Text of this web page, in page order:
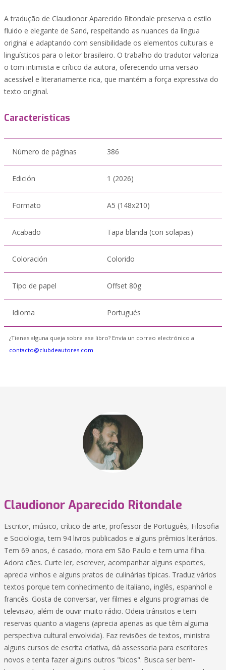
A tradução de Claudionor Aparecido Ritondale preserva o estilo
fluido e elegante de Sand, respeitando as nuances da língua
original e adaptando com sensibilidade os elementos culturais e
linguísticos para o leitor brasileiro. O trabalho do tradutor valoriza
o tom intimista e crítico da autora, oferecendo uma versão
acessível e literariamente rica, que mantém a força expressiva do
texto original.
Características
Número de páginas 386
Edición 1 (2026)
Formato A5 (148x210)
Acabado Tapa blanda (con solapas)
Coloración Colorido
Tipo de papel Offset 80g
Idioma Portugués
¿Tienes alguna queja sobre ese libro? Envía un correo electrónico a
contacto@clubdeautores.com
Claudionor Aparecido Ritondale
Escritor, músico, crítico de arte, professor de Português, Filosofia
e Sociologia, tem 94 livros publicados e alguns prêmios literários.
Tem 69 anos, é casado, mora em São Paulo e tem uma filha.
Adora cães. Curte ler, escrever, acompanhar alguns esportes,
aprecia vinhos e alguns pratos de culinárias típicas. Traduz vários
textos porque tem conhecimento de italiano, inglês, espanhol e
francês. Gosta de conversar, ver filmes e alguns programas de
televisão, além de ouvir muito rádio. Odeia trânsitos e tem
reservas quanto a viagens (aprecia apenas as que têm alguma
perspectiva cultural envolvida). Faz revisões de textos, ministra
alguns cursos de escrita criativa, dá assessoria para escritores
novos e tenta fazer alguns outros "bicos". Busca ser bem-